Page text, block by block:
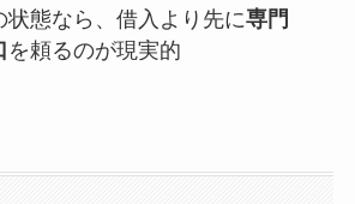
状態なら、借入より先に専門
を頼るのが現実的